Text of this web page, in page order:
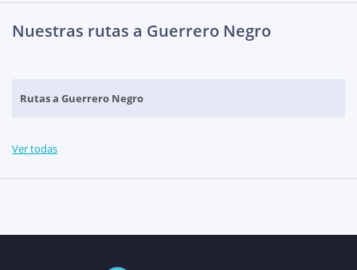
Nuestras rutas a Guerrero Negro
Rutas a Guerrero Negro
Ver todas